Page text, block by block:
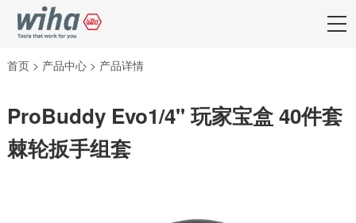
首页 > 产品中心 > 产品详情
ProBuddy Evo1/4'' 玩家宝盒 40件套
棘轮扳手组套